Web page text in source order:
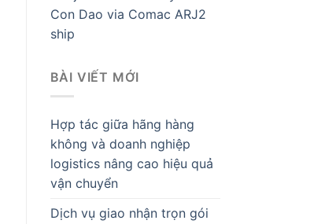
Con Dao via Comac ARJ2
ship
BÀI VIẾT MỚI
Hợp tác giữa hãng hàng
không và doanh nghiệp
logistics nâng cao hiệu quả
vận chuyển
Dịch vụ giao nhận trọn gói